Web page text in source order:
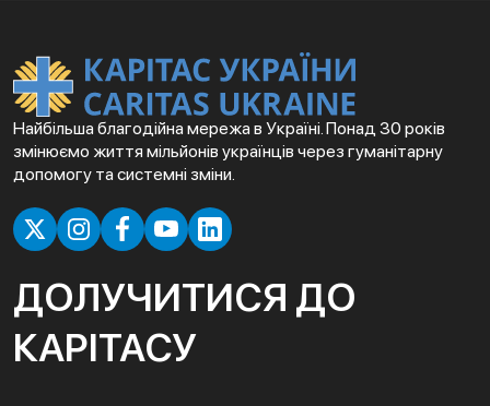
Найбільша благодійна мережа в Україні. Понад 30 років
змінюємо життя мільйонів українців через гуманітарну
допомогу та системні зміни.
ДОЛУЧИТИСЯ ДО
КАРІТАСУ